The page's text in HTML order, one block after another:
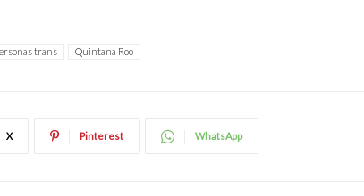
trans Quintana Roo
X Pinterest WhatsApp